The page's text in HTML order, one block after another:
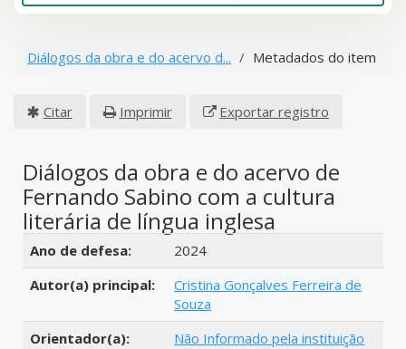
Diálogos da obra e do acervo d... Metadados do item
Citar Imprimir Exportar registro
Diálogos da obra e do acervo de
Fernando Sabino com a cultura
literária de língua inglesa
Detalhes bibliográficos
Ano de defesa:
2024
Autor(a) principal:
Cristina Gonçalves Ferreira de
Souza
Orientador(a):
Não Informado pela instituição